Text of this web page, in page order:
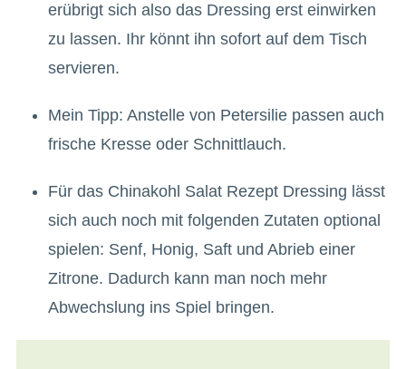
erübrigt sich also das Dressing erst einwirken
zu lassen. Ihr könnt ihn sofort auf dem Tisch
servieren.
Mein Tipp: Anstelle von Petersilie passen auch
frische Kresse oder Schnittlauch.
Für das Chinakohl Salat Rezept Dressing lässt
sich auch noch mit folgenden Zutaten optional
spielen: Senf, Honig, Saft und Abrieb einer
Zitrone. Dadurch kann man noch mehr
Abwechslung ins Spiel bringen.